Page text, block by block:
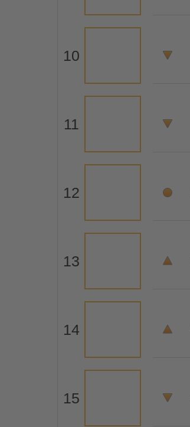
10
11
12
13
14
15